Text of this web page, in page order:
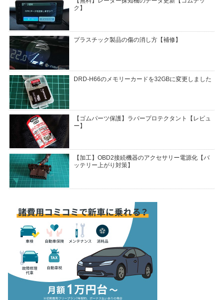
ク】
プラスチック製品の傷の消し方【補修】
DRD-H66のメモリーカードを32GBに変更しました
【ゴムパーツ保護】ラバープロテクタント【レビュ
ー】
【加工】OBD2接続機器のアクセサリー電源化【バ
ッテリー上がり対策】